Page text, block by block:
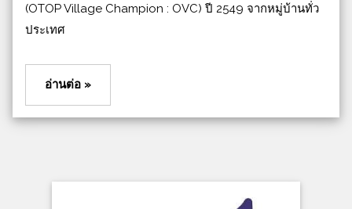
(OTOP Village Champion : OVC) ปี 2549 จากหมู่บ้านทั่ว
ประเทศ
อ่านต่อ »